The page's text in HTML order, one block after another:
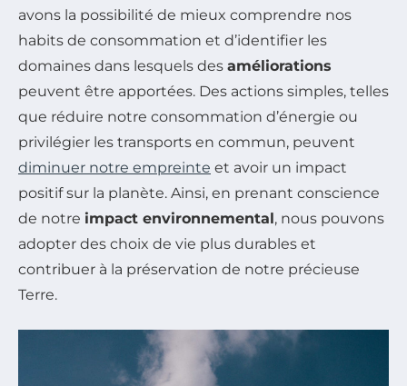
avons la possibilité de mieux comprendre nos
habits de consommation et d’identifier les
domaines dans lesquels des améliorations
peuvent être apportées. Des actions simples, telles
que réduire notre consommation d’énergie ou
privilégier les transports en commun, peuvent
diminuer notre empreinte et avoir un impact
positif sur la planète. Ainsi, en prenant conscience
de notre impact environnemental , nous pouvons
adopter des choix de vie plus durables et
contribuer à la préservation de notre précieuse
Terre.